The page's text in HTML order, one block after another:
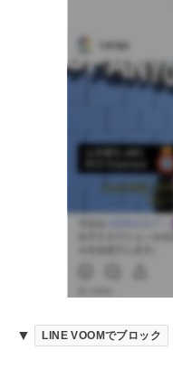
▼ LINE VOOMでブロック